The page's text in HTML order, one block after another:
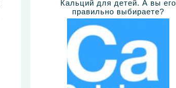
Кальций для детей. А вы его
правильно выбираете?